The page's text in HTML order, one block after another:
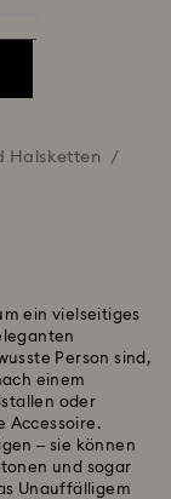
Halsketten
ein vielseitiges
Person sind,
einem
oder
Accessoire.
– sie können
und sogar
Unauffälligem